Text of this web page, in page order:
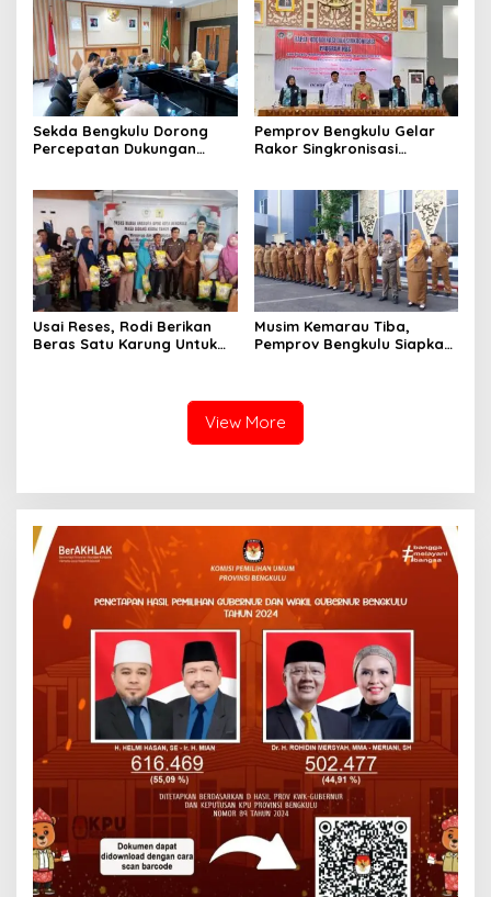
Sekda Bengkulu Dorong
Percepatan Dukungan
Regional
Pemprov Bengkulu Gelar
Rakor Singkronisasi
Usai Reses, Rodi Berikan
Beras Satu Karung Untuk
Musim Kemarau Tiba,
Pemprov Bengkulu Siapkan
View More